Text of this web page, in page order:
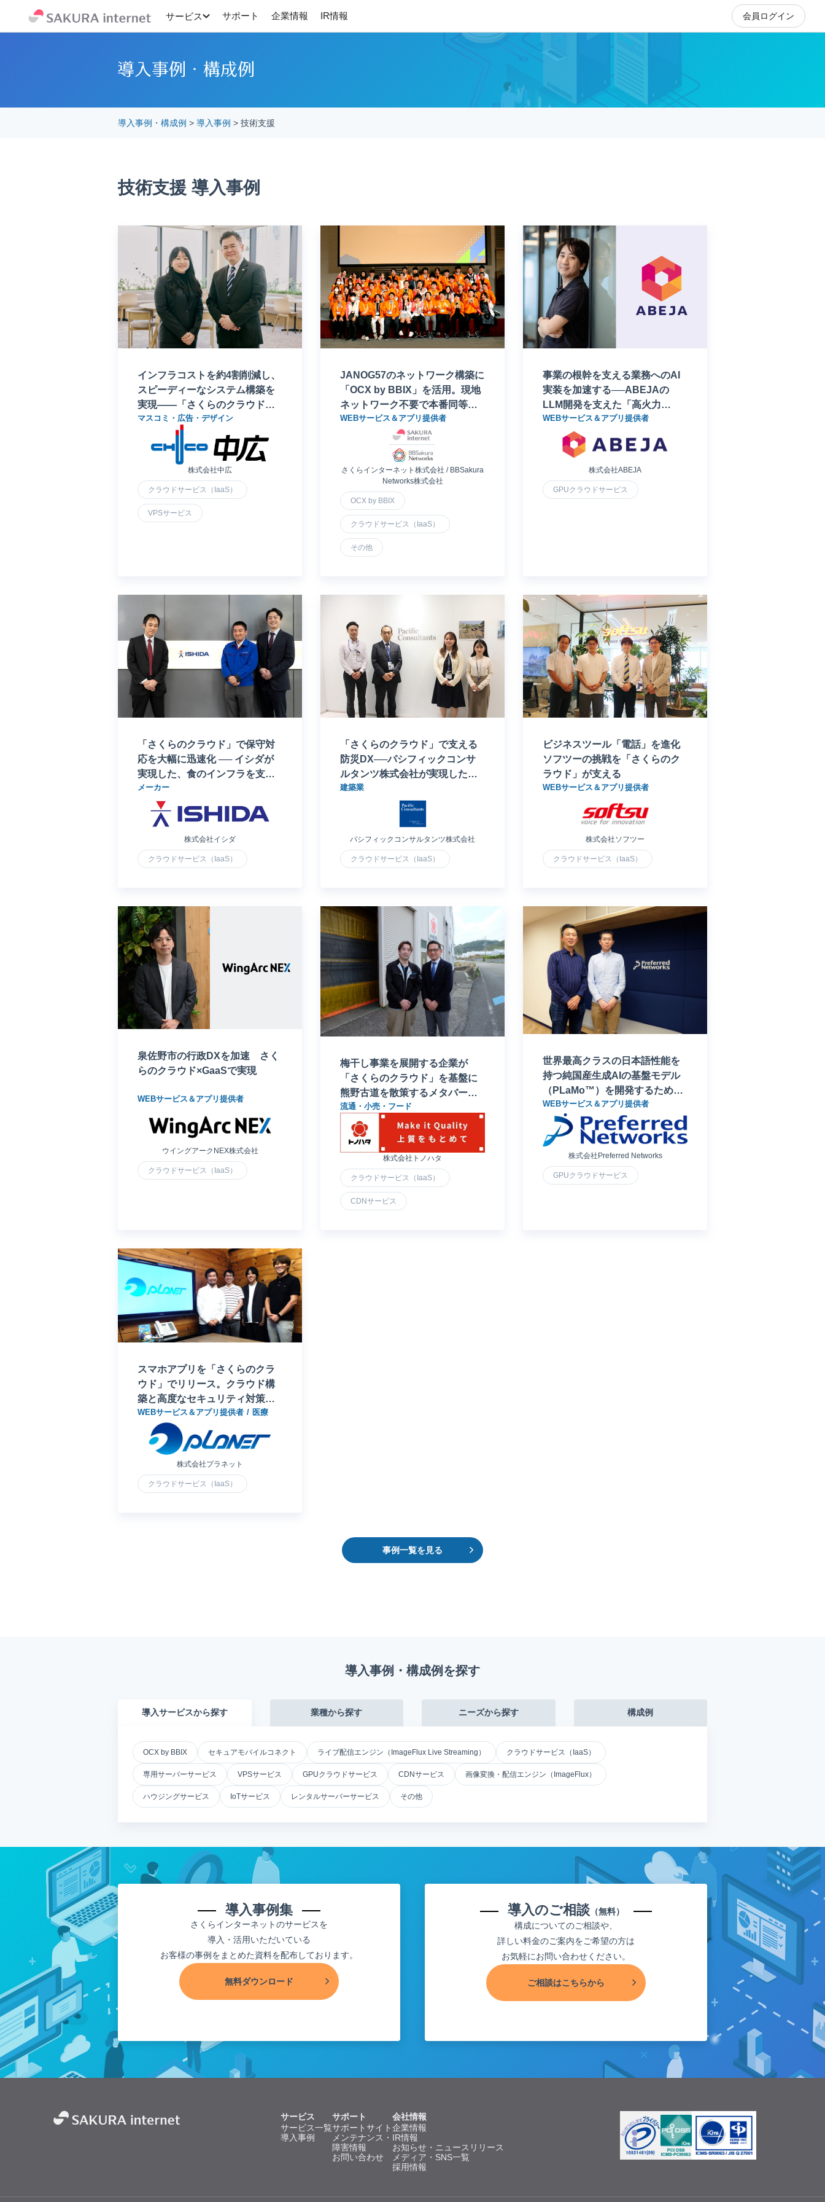
サービス サポート 企業情報 IR情報 会員ログイン
導入事例・構成例 > 導入事例 > 技術支援
技術支援 導入事例
インフラコストを約4割削減し、
スピーディーなシステム構築を
実現――「さくらのクラウド」
が1,245万部のフリーマガジン広
告事業を支える
マスコミ・広告・デザイン
株式会社中広
クラウドサービス（IaaS）
VPSサービス
JANOG57のネットワーク構築に
「OCX by BBIX」を活用。現地
ネットワーク不要で本番同等の
検証環境を実現
WEBサービス＆アプリ提供者
さくらインターネット株式会社 / BBSakura
Networks株式会社
OCX by BBIX
クラウドサービス（IaaS）
その他
事業の根幹を支える業務へのAI
実装を加速する──ABEJAの
LLM開発を支えた「高火力
PHY」
WEBサービス＆アプリ提供者
株式会社ABEJA
GPUクラウドサービス
「さくらのクラウド」で保守対
応を大幅に迅速化 ── イシダが
実現した、食のインフラを支え
る「止まらない」システム運用
メーカー
株式会社イシダ
クラウドサービス（IaaS）
「さくらのクラウド」で支える
防災DX──パシフィックコンサ
ルタンツ株式会社が実現した安
定稼働とコスト最適化の両立
建築業
パシフィックコンサルタンツ株式会社
クラウドサービス（IaaS）
ビジネスツール「電話」を進化
ソフツーの挑戦を「さくらのク
ラウド」が支える
WEBサービス＆アプリ提供者
株式会社ソフツー
クラウドサービス（IaaS）
泉佐野市の行政DXを加速 さく
らのクラウド×GaaSで実現
WEBサービス＆アプリ提供者
ウイングアークNEX株式会社
クラウドサービス（IaaS）
梅干し事業を展開する企業が
「さくらのクラウド」を基盤に
熊野古道を散策するメタバース
をローンチ
流通・小売・フード
株式会社トノハタ
クラウドサービス（IaaS）
CDNサービス
世界最高クラスの日本語性能を
持つ純国産生成AIの基盤モデル
（PLaMo™）を開発するため、
「高火力PHY」を活用
WEBサービス＆アプリ提供者
株式会社Preferred Networks
GPUクラウドサービス
スマホアプリを「さくらのクラ
ウド」でリリース。クラウド構
築と高度なセキュリティ対策の
要望に地元ベンダーが応える
WEBサービス＆アプリ提供者 医療
株式会社プラネット
クラウドサービス（IaaS）
事例一覧を見る
導入事例・構成例を探す
導入サービスから探す 業種から探す ニーズから探す 構成例
OCX by BBIX セキュアモバイルコネクト ライブ配信エンジン（ImageFlux Live Streaming） クラウドサービス（IaaS）
専用サーバーサービス VPSサービス GPUクラウドサービス CDNサービス 画像変換・配信エンジン（ImageFlux）
ハウジングサービス IoTサービス レンタルサーバーサービス その他
導入事例集
さくらインターネットのサービスを
導入・活用いただいている
お客様の事例をまとめた資料を配布しております。
無料ダウンロード
導入のご相談 （無料）
構成についてのご相談や、
詳しい料金のご案内をご希望の方は
お気軽にお問い合わせください。
ご相談はこちらから
サービス
サービス一覧
導入事例
サポート
サポートサイト
メンテナンス・
障害情報
お問い合わせ
会社情報
企業情報
IR情報
お知らせ・ニュースリリース
メディア・SNS一覧
採用情報